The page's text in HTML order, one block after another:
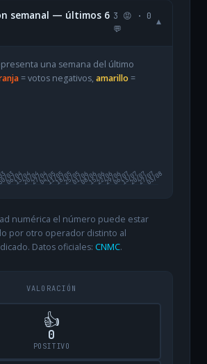
semanal — últimos 6 3 😡 · 0
💬
▾
una semana del último
= votos negativos, amarillo =
03
06/0413/0420/0427/0404/0511/0518/0525/0501/0608/0615/0622/0629/0606/0713/0720/0727/07
03/08
numérica el número puede estar
por otro operador distinto al
Datos oficiales: CNMC.
VALORACIÓN
👍
0
POSITIVO